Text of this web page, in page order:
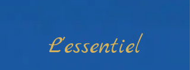
L'essentiel